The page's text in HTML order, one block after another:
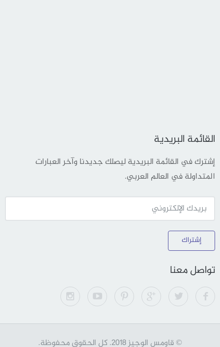
القائمة البريدية
إشترك في القائمة البريدية ليصلك جديدنا وآخر العبارات
المتداولة في العالم العربي.
إشتراك
تواصل معنا
© قاومس الوجيز 2018. كل الحقوق محفوظة.